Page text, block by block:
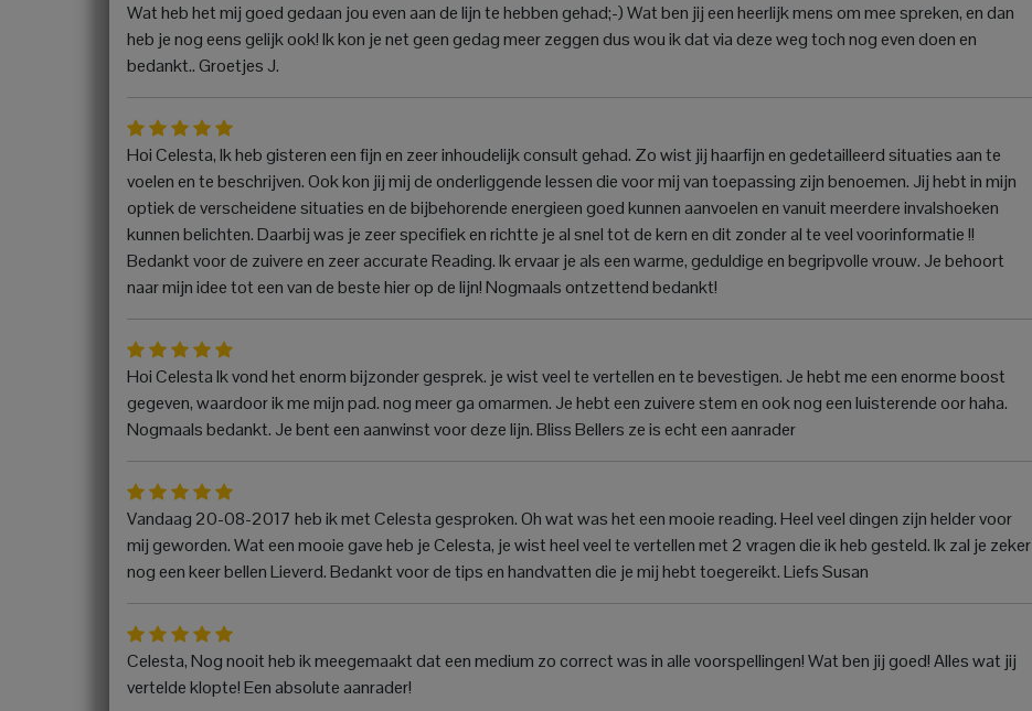
Wat heb het mij goed gedaan jou even aan de lijn te hebben gehad;-) Wat ben jij een heerlijk mens om mee spreken, en dan
heb je nog eens gelijk ook! Ik kon je net geen gedag meer zeggen dus wou ik dat via deze weg toch nog even doen en
bedankt.. Groetjes J.
Hoi Celesta, Ik heb gisteren een fijn en zeer inhoudelijk consult gehad. Zo wist jij haarfijn en gedetailleerd situaties aan te
voelen en te beschrijven. Ook kon jij mij de onderliggende lessen die voor mij van toepassing zijn benoemen. Jij hebt in mijn
optiek de verscheidene situaties en de bijbehorende energieen goed kunnen aanvoelen en vanuit meerdere invalshoeken
kunnen belichten. Daarbij was je zeer specifiek en richtte je al snel tot de kern en dit zonder al te veel voorinformatie !!
Bedankt voor de zuivere en zeer accurate Reading. Ik ervaar je als een warme, geduldige en begripvolle vrouw. Je behoort
naar mijn idee tot een van de beste hier op de lijn! Nogmaals ontzettend bedankt!
Hoi Celesta Ik vond het enorm bijzonder gesprek. je wist veel te vertellen en te bevestigen. Je hebt me een enorme boost
gegeven, waardoor ik me mijn pad. nog meer ga omarmen. Je hebt een zuivere stem en ook nog een luisterende oor haha.
Nogmaals bedankt. Je bent een aanwinst voor deze lijn. Bliss Bellers ze is echt een aanrader
Vandaag 20-08-2017 heb ik met Celesta gesproken. Oh wat was het een mooie reading. Heel veel dingen zijn helder voor
mij geworden. Wat een mooie gave heb je Celesta, je wist heel veel te vertellen met 2 vragen die ik heb gesteld. Ik zal je zeker
nog een keer bellen Lieverd. Bedankt voor de tips en handvatten die je mij hebt toegereikt. Liefs Susan
Celesta, Nog nooit heb ik meegemaakt dat een medium zo correct was in alle voorspellingen! Wat ben jij goed! Alles wat jij
vertelde klopte! Een absolute aanrader!